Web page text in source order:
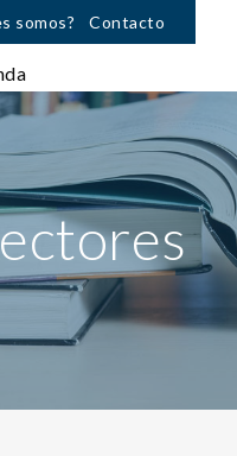
somos? Contacto